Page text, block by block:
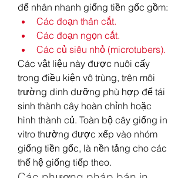
để nhân nhanh giống tiền gốc gồm:
Các đoạn thân cắt.
Các đoạn ngọn cắt.
Các củ siêu nhỏ (microtubers).
Các vật liệu này được nuôi cấy
trong điều kiện vô trùng, trên môi
trường dinh dưỡng phù hợp để tái
sinh thành cây hoàn chỉnh hoặc
hình thành củ. Toàn bộ cây giống in
vitro thường được xếp vào nhóm
giống tiền gốc, là nền tảng cho các
thế hệ giống tiếp theo.